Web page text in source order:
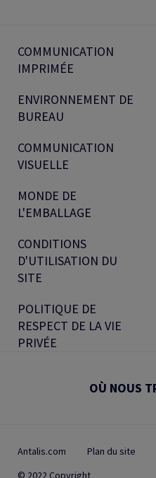
COMMUNICATION
IMPRIMÉE
ENVIRONNEMENT DE
BUREAU
COMMUNICATION
VISUELLE
MONDE DE
L'EMBALLAGE
CONDITIONS
D'UTILISATION DU
SITE
POLITIQUE DE
RESPECT DE LA VIE
PRIVÉE
OÙ NOUS
Antalis.com
Plan du site
© 2022 Copyright